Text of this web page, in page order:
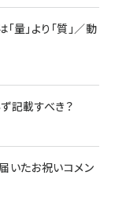
」より「質」／動
記載すべき？
いたお祝いコメン